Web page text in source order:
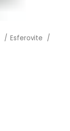
Esferovite